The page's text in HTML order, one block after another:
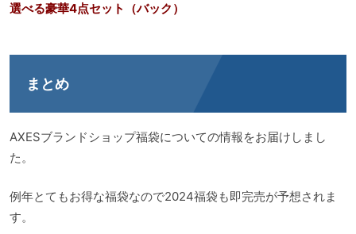
選べる豪華4点セット（バック）
まとめ
AXESブランドショップ福袋についての情報をお届けしまし
た。
例年とてもお得な福袋なので2024福袋も即完売が予想されま
す。